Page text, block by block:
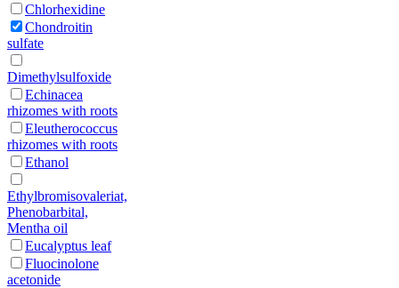
Chlorhexidine
Chondroitin
sulfate
Dimethylsulfoxide
Echinacea
rhizomes with roots
Eleutherococcus
rhizomes with roots
Ethanol
Ethylbromisovaleriat,
Phenobarbital,
Mentha oil
Eucalyptus leaf
Fluocinolone
acetonide